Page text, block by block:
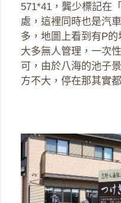
571*41，龔少標記在
處，這裡同時也是汽
多，地圖上看到有P
大多無人管理，一次
可，由於八海的池子
方不大，停在那其實